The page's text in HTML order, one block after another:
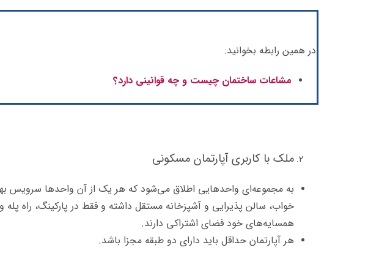
در همین رابطه بخوانید:
مشاعات ساختمان چیست و چه قوانینی دارد؟
ملک با کاربری آپارتمان مسکونی
به مجموعه‌ای واحدهایی اطلاق می‌شود که هر یک از آن واحدها سرویس
خواب، سالن پذیرایی و آشپزخانه مستقل داشته و فقط در پارکینگ، راه پله
همسایه‌های خود فضای اشتراکی دارند.
هر آپارتمان حداقل باید دارای دو طبقه مجزا باشد.